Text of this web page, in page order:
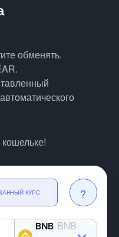
обменять.
КУРС ?
BNB